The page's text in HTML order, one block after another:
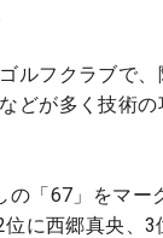
ルフクラブで、
どが多く技術の
の「67」をマー
に西郷真央、3